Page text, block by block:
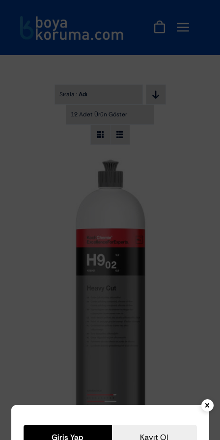
Sırala :Adı
12 Adet Ürün Göster
Giriş Yap Kayıt Ol